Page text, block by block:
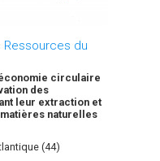
durable, en
faire liés à leur mise
avec les acteurs
44, Région
commune de
des réseaux
Écoconstruire,
du
circulaire
des
leur extraction et
naturelles
(44)